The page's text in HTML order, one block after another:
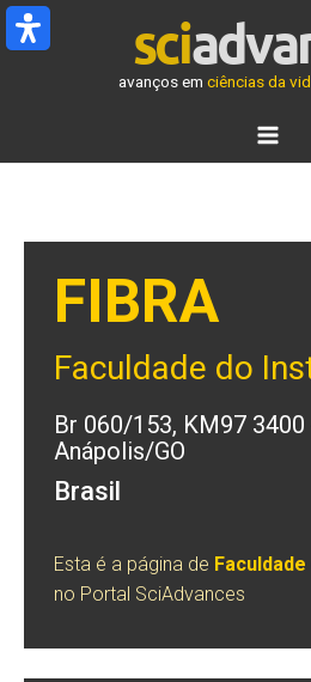
Ir
para
avanços em ciências da
FIBRA
Faculdade do
Br 060/153, KM97
Anápolis/GO
Brasil
Esta é a página de
no Portal SciAdvances